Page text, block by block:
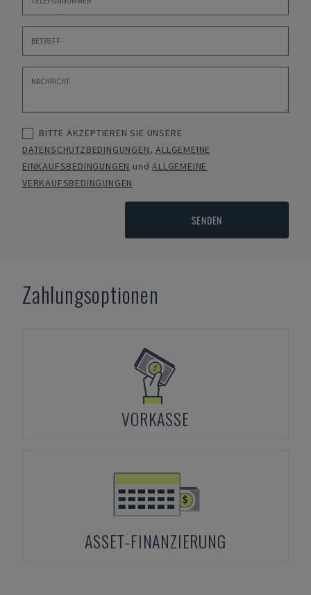
BITTE AKZEPTIEREN SIE UNSERE
DATENSCHUTZBEDINGUNGEN,ALLGEMEINE
EINKAUFSBEDINGUNGEN undALLGEMEINE
VERKAUFSBEDINGUNGEN
SENDEN
Zahlungsoptionen
VORKASSE
ASSET-FINANZIERUNG